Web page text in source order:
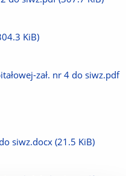
KiB)
zał. nr 4 do siwz.pdf
siwz.docx (21.5 KiB)